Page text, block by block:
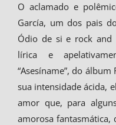
O aclamado e
García, um dos pais
Ódio de si e rock and
lírica e
“Asesíname”, do
sua intensidade ácida,
amor que, para
amorosa